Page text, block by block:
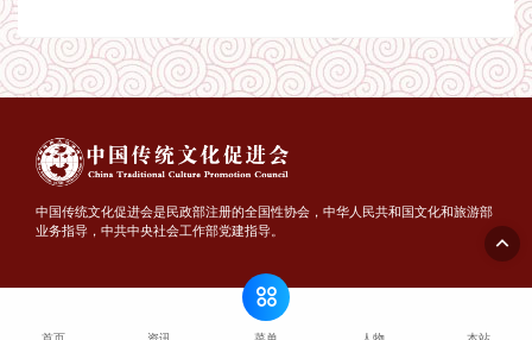
中国传统文化促进会是民政部注册的全国性协会，中华人民共和国文化和旅游部
业务指导，中共中央社会工作部党建指导。
© 2026 中国传统文化促进会 - TCPC.ORG.CN. All rights reserved
京ICP备14044499号-1